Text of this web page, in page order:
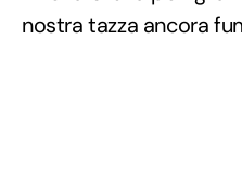
nostra tazza ancora